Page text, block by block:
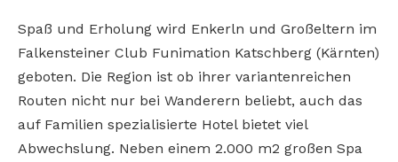
Spaß und Erholung wird Enkerln und Großeltern im
Falkensteiner Club Funimation Katschberg (Kärnten)
geboten. Die Region ist ob ihrer variantenreichen
Routen nicht nur bei Wanderern beliebt, auch das
auf Familien spezialisierte Hotel bietet viel
Abwechslung. Neben einem 2.000 m2 großen Spa